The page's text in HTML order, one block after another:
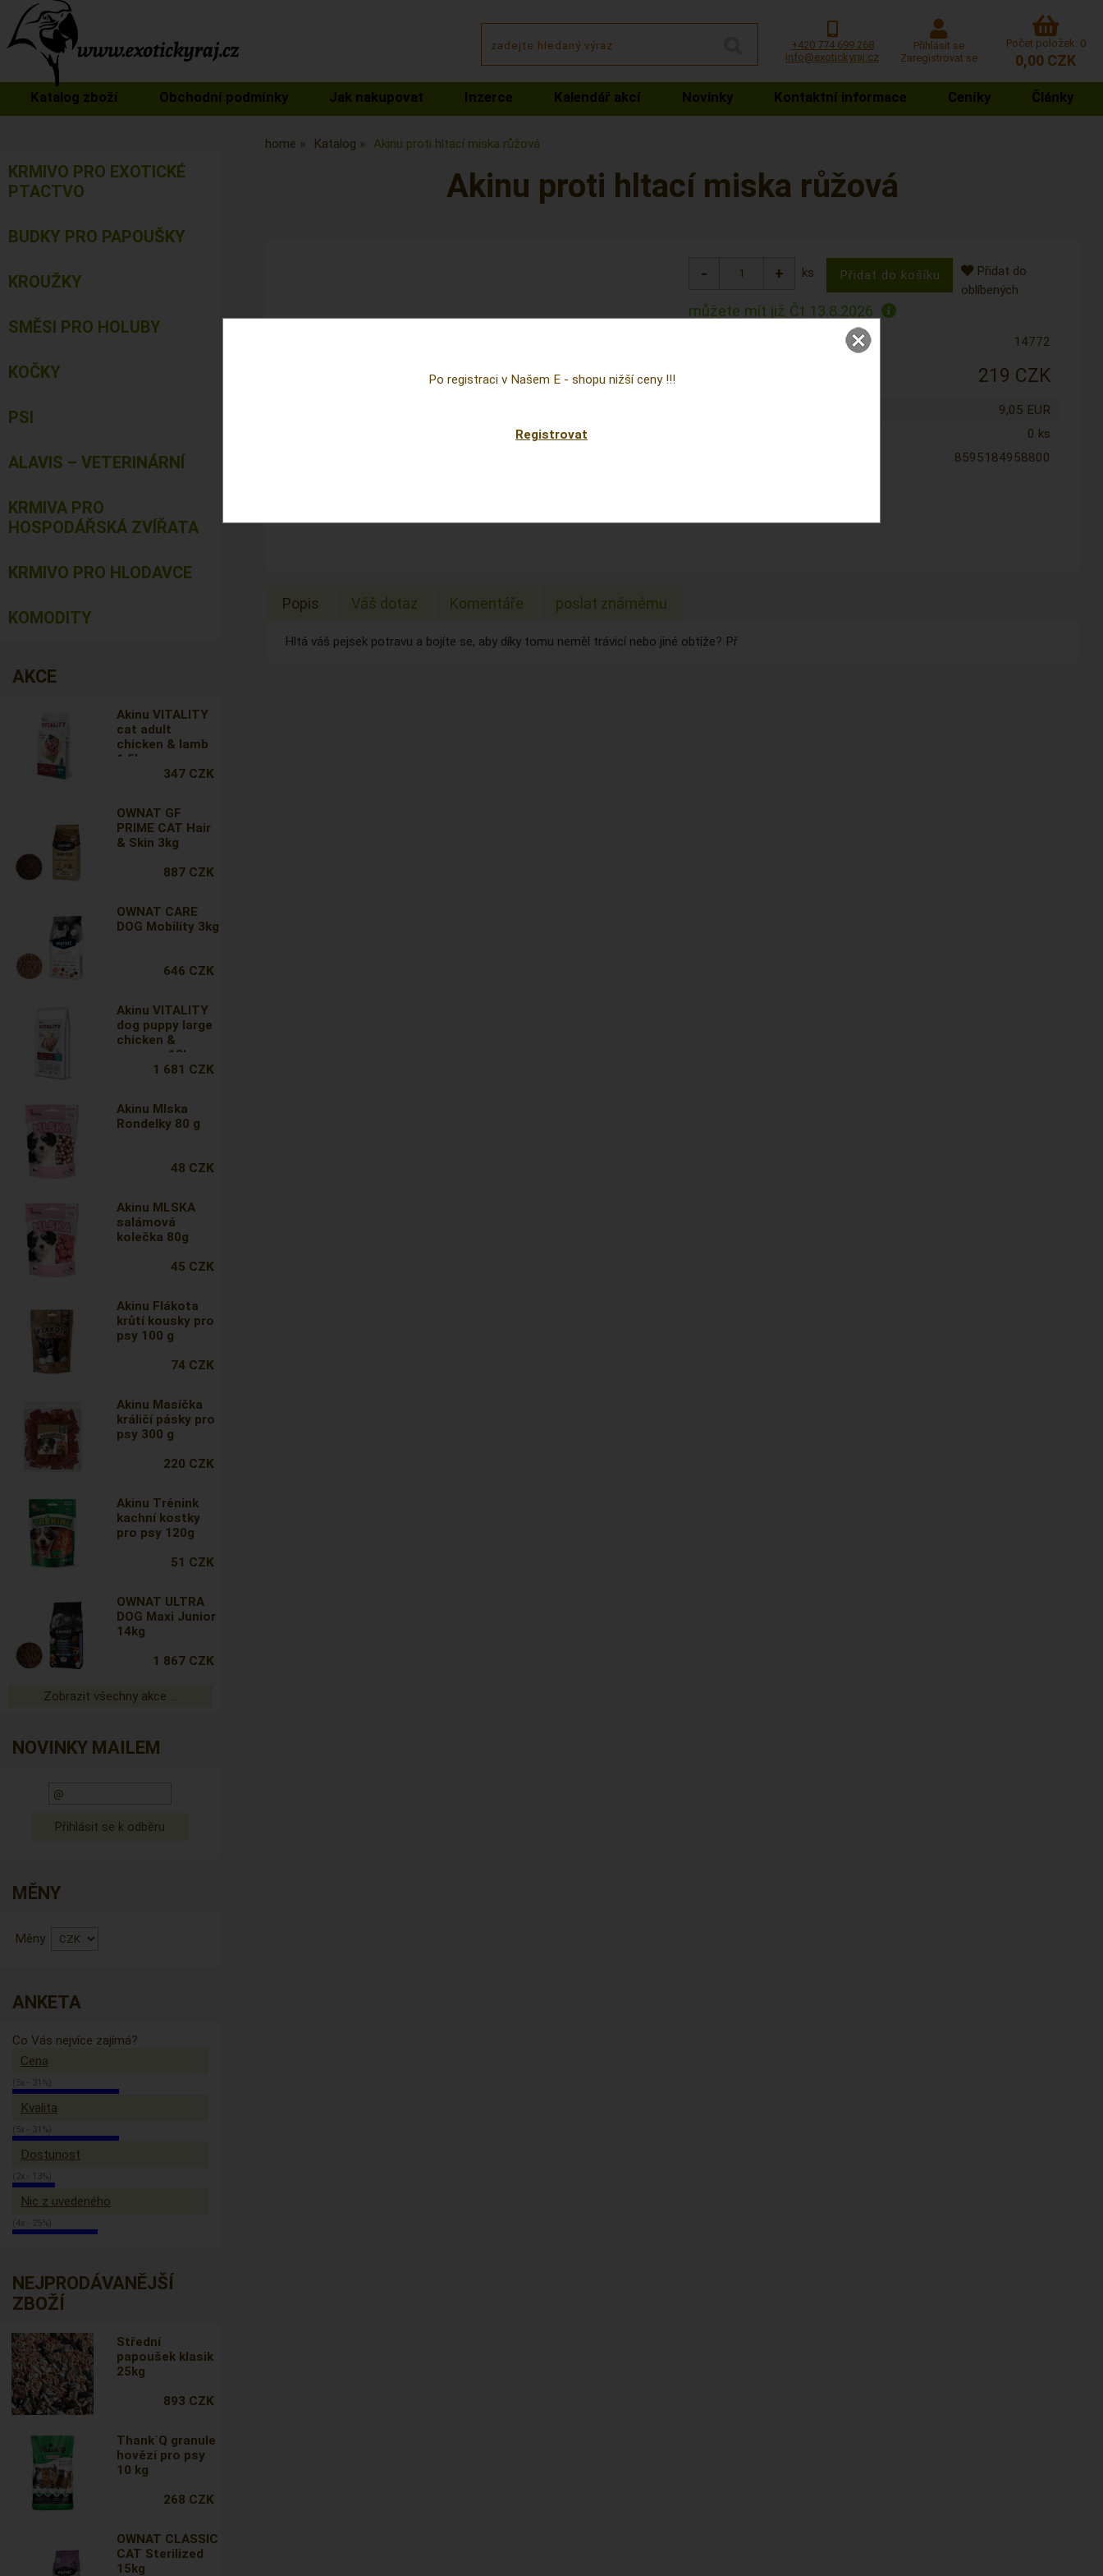
+420 774 699 268
info@exotickyraj.cz
Přihlásit se
Zaregistrovat se
Počet položek: 0
0,00 CZK
Katalog zboží Obchodní podmínky Jak nakupovat Inzerce Kalendář akcí Novinky Kontaktní informace Ceníky Články
home Katalog Akinu proti hltací miska růžová
Akinu proti hltací miska růžová
ks
Přidat do
oblíbených
můžete mít již Čt 13.8.2026
14772
219 CZK
9,05 EUR
0 ks
8595184958800
Popis Váš dotaz Komentáře poslat známému
Hltá váš pejsek potravu a bojíte se, aby díky tomu neměl trávicí nebo jiné obtíže? Př
KRMIVO PRO EXOTICKÉ
PTACTVO
BUDKY PRO PAPOUŠKY
KROUŽKY
SMĚSI PRO HOLUBY
KOČKY
PSI
ALAVIS – VETERINÁRNÍ
KRMIVA PRO
HOSPODÁŘSKÁ ZVÍŘATA
KRMIVO PRO HLODAVCE
KOMODITY
AKCE
Akinu VITALITY
cat adult
chicken & lamb
1,5kg
347 CZK
OWNAT GF
PRIME CAT Hair
& Skin 3kg
887 CZK
OWNAT CARE
DOG Mobility 3kg
646 CZK
Akinu VITALITY
dog puppy large
chicken &
greaves 12kg
1 681 CZK
Akinu Mlska
Rondelky 80 g
48 CZK
Akinu MLSKA
salámová
kolečka 80g
45 CZK
Akinu Flákota
krůtí kousky pro
psy 100 g
74 CZK
Akinu Masíčka
králičí pásky pro
psy 300 g
220 CZK
Akinu Trénink
kachní kostky
pro psy 120g
51 CZK
OWNAT ULTRA
DOG Maxi Junior
14kg
1 867 CZK
Zobrazit všechny akce ...
NOVINKY MAILEM
MĚNY
Měny
ANKETA
Co Vás nejvíce zajímá?
Cena
(5x - 31%)
Kvalita
(5x - 31%)
Dostunost
(2x - 13%)
Nic z uvedeného
(4x - 25%)
NEJPRODÁVANĚJŠÍ
ZBOŽÍ
Střední
papoušek klasik
25kg
893 CZK
Thank´Q granule
hovězí pro psy
10 kg
268 CZK
OWNAT CLASSIC
CAT Sterilized
15kg
Po registraci v Našem E - shopu nižší ceny !!!
Registrovat